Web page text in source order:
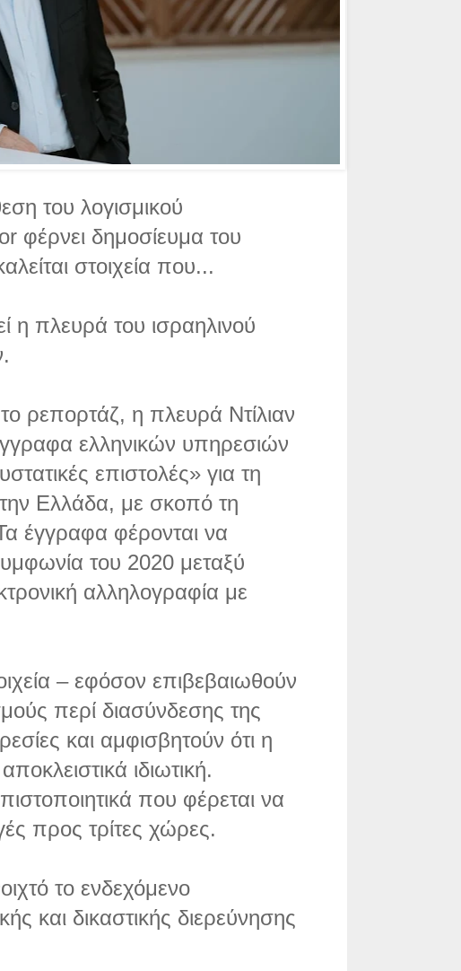
του λογισμικού
φέρνει δημοσίευμα του
στοιχεία που...
η πλευρά του ισραηλινού
ρεπορτάζ, η πλευρά Ντίλιαν
έγγραφα ελληνικών υπηρεσιών
επιστολές» για τη
Ελλάδα, με σκοπό τη
έγγραφα φέρονται να
του 2020 μεταξύ
αλληλογραφία με
– εφόσον επιβεβαιωθούν
περί διασύνδεσης της
και αμφισβητούν ότι η
ιδιωτική.
που φέρεται να
προς τρίτες χώρες.
το ενδεχόμενο
και δικαστικής διερεύνησης